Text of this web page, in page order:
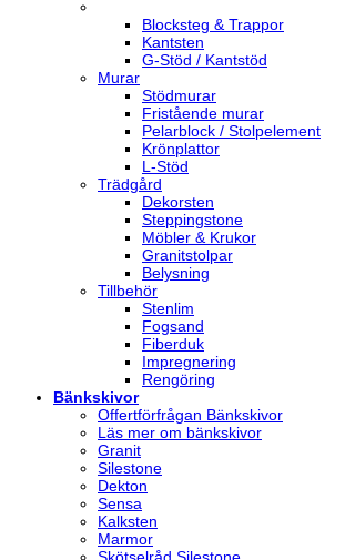
Blocksteg & Trappor
Kantsten
G-Stöd / Kantstöd
Murar
Stödmurar
Fristående murar
Pelarblock / Stolpelement
Krönplattor
L-Stöd
Trädgård
Dekorsten
Steppingstone
Möbler & Krukor
Granitstolpar
Belysning
Tillbehör
Stenlim
Fogsand
Fiberduk
Impregnering
Rengöring
Bänkskivor
Offertförfrågan Bänkskivor
Läs mer om bänkskivor
Granit
Silestone
Dekton
Sensa
Kalksten
Marmor